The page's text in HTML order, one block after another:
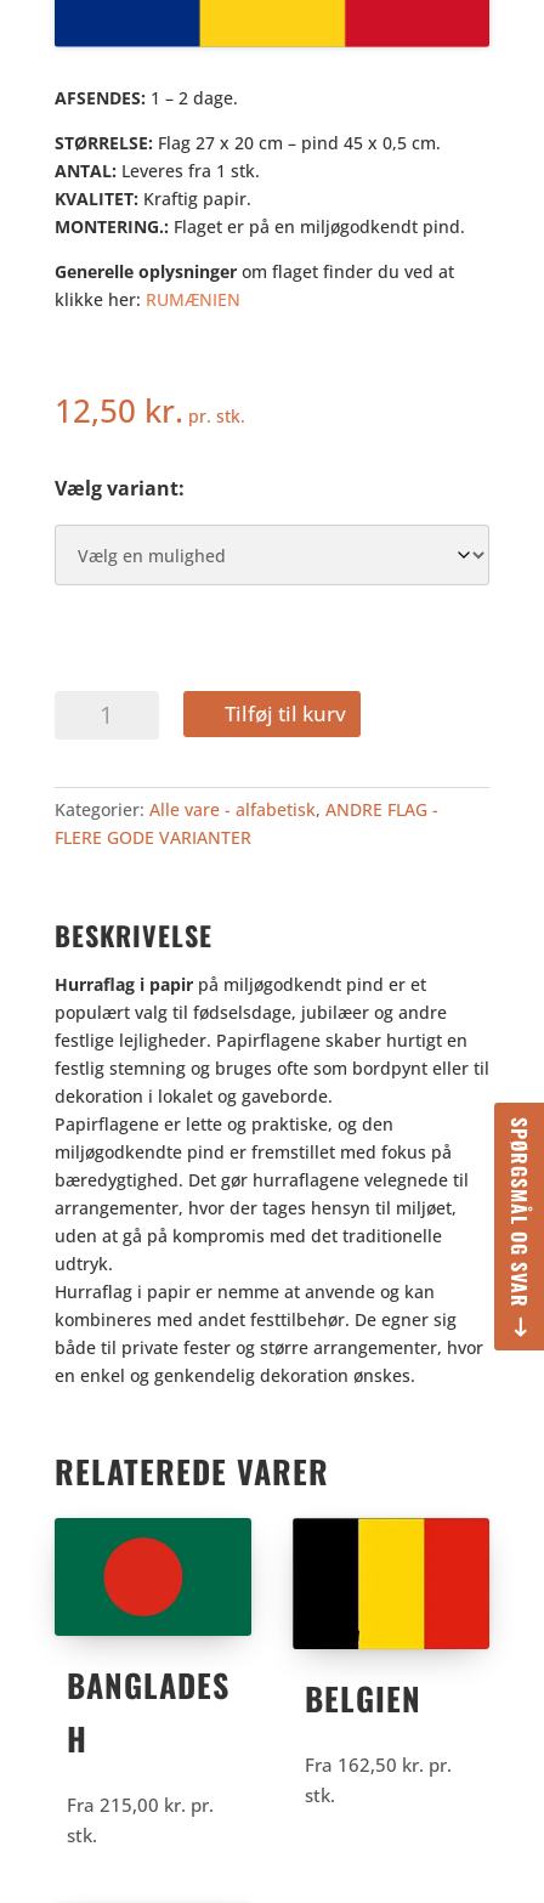
SPØRGSMÅL OG SVAR
AFSENDES: 1 – 2 dage.
STØRRELSE: Flag 27 x 20 cm – pind 45 x 0,5 cm.
ANTAL: Leveres fra 1 stk.
KVALITET: Kraftig papir.
MONTERING.: Flaget er på en miljøgodkendt pind.
Generelle oplysningerom flaget finder du ved at
klikke her: RUMÆNIEN
12,50 kr. pr. stk.
Vælg variant:
RUMÆNIEN
I
PAPIR
antal
Tilføj til kurv
Kategorier: Alle vare - alfabetisk, ANDRE FLAG -
FLERE GODE VARIANTER
BESKRIVELSE
Hurraflag i papirpå miljøgodkendt pind er et
populært valg til fødselsdage, jubilæer og andre
festlige lejligheder. Papirflagene skaber hurtigt en
festlig stemning og bruges ofte som bordpynt eller til
dekoration i lokalet og gaveborde.
Papirflagene er lette og praktiske, og den
miljøgodkendte pind er fremstillet med fokus på
bæredygtighed. Det gør hurraflagene velegnede til
arrangementer, hvor der tages hensyn til miljøet,
uden at gå på kompromis med det traditionelle
udtryk.
Hurraflag i papir er nemme at anvende og kan
kombineres med andet festtilbehør. De egner sig
både til private fester og større arrangementer, hvor
en enkel og genkendelig dekoration ønskes.
RELATEREDE VARER
BANGLADES
H
Fra 215,00 kr. pr.
stk.
BELGIEN
Fra 162,50 kr. pr.
stk.